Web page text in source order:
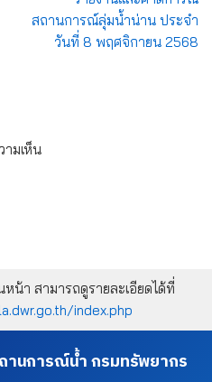
สถานการณ์ลุ่มน้ำน่าน ประจำ
วันที่ 8 พฤศจิกายน 2568
มเห็น
น้า สามารถดูรายละเอียดได้ที่
index.php
านการณ์น้ำ กรมทรัพยากร